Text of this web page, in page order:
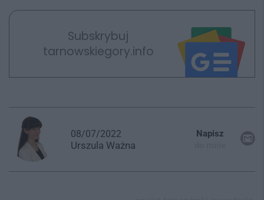
Subskrybuj
tarnowskiegory.info
08/07/2022
Urszula Ważna
Napisz